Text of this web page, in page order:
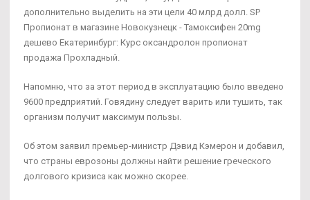
дополнительно выделить на эти цели 40 млрд долл. SP
Пропионат в магазине Новокузнецк - Тамоксифен 20mg
дешево Екатеринбург: Курс оксандролон пропионат
продажа Прохладный.
Напомню, что за этот период в эксплуатацию было введено
9600 предприятий. Говядину следует варить или тушить, так
организм получит максимум пользы.
Об этом заявил премьер-министр Дэвид Кэмерон и добавил,
что страны еврозоны должны найти решение греческого
долгового кризиса как можно скорее.